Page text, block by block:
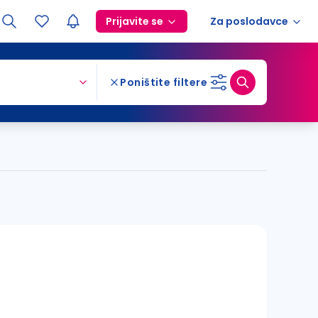
Prijavite se Za poslodavce
Poništite filtere